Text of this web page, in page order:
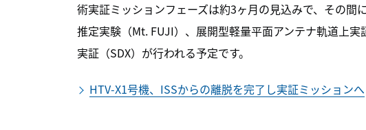
術実証ミッションフェーズは約3ヶ月の見込みで、その間
推定実験（Mt. FUJI）、展開型軽量平面アンテナ軌道上
実証（SDX）が行われる予定です。
HTV-X1号機、ISSからの離脱を完了し実証ミッションへ